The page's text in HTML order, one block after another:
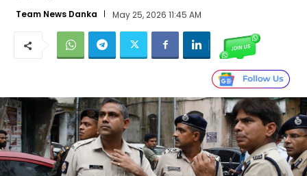
Team News Danka May 25, 2026 11:45 AM